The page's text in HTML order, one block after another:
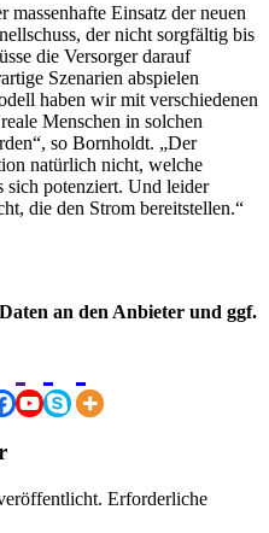
massenhafte Einsatz der neuen
der nicht sorgfältig bis
die Versorger darauf
Szenarien abspielen
haben wir mit verschiedenen
Menschen in solchen
so Bornholdt. „Der
natürlich nicht, welche
sich potenziert. Und leider
die den Strom bereitstellen.“
an den Anbieter und ggf.
Erforderliche